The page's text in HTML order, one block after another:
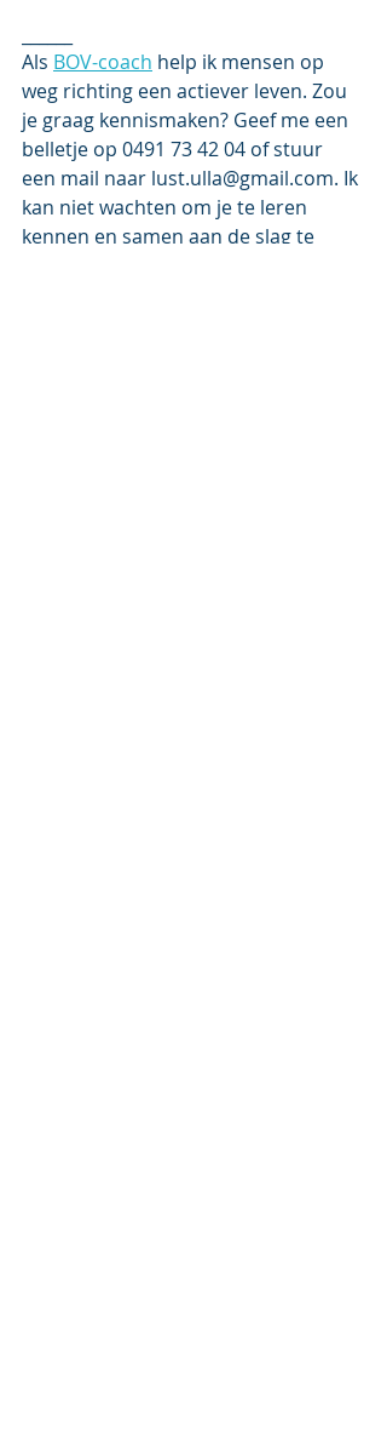
Als BOV-coach help ik mensen op
weg richting een actiever leven. Zou
je graag kennismaken? Geef me een
belletje op 0491 73 42 04 of stuur
een mail naar lust.ulla@gmail.com. Ik
kan niet wachten om je te leren
kennen en samen aan de slag te